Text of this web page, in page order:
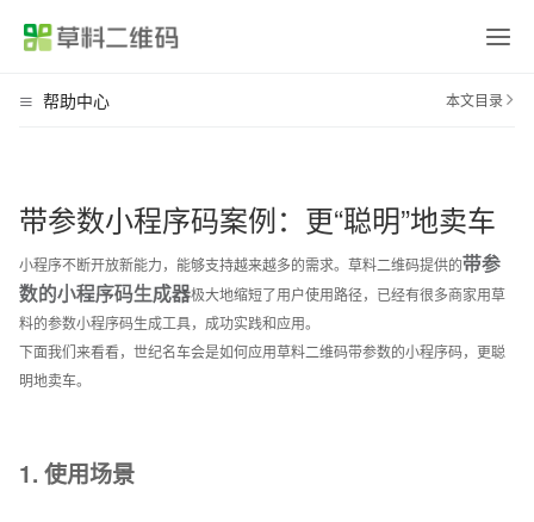
各行各业的
场景应用
产品介绍产品宣传、使用说明、产品画册等
设备巡检消防巡检、设备点检、维修保养等
签到报名会议签到、活动报名、扫码核销等
人员管理实名管理、人员档案、培训记录等
业务介绍公司介绍、旅游行程、业务说明等
固定资产
出入登记访客登记、访客预约、来访指引等
消防安全灭火器、消火栓检查，安全宣讲等
首页
场景应用
行业应用
价格方案
帮助中心 本文目录
带参数小程序码案例：更“聪明”地卖车
小程序不断开放新能力，能够支持越来越多的需求。草料二维码提供的带参
数的小程序码生成器极大地缩短了用户使用路径，已经有很多商家用草
料的参数小程序码生成工具，成功实践和应用。
下面我们来看看，世纪名车会是如何应用草料二维码带参数的小程序码，更聪
明地卖车。
1. 使用场景